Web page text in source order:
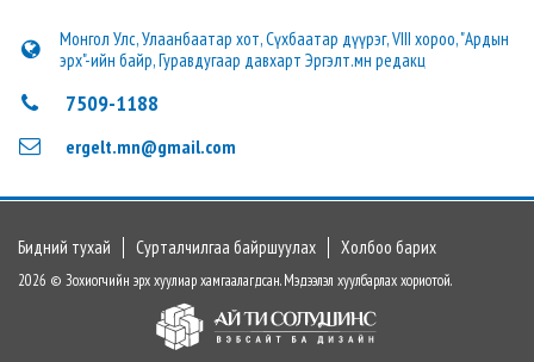
Монгол Улс, Улаанбаатар хот, Сүхбаатар дүүрэг, VIII хороо, "Ардын
эрх"-ийн байр, Гуравдугаар давхарт Эргэлт.мн редакц
7509-1188
ergelt.mn@gmail.com
Бидний тухай Сурталчилгаа байршуулах Холбоо барих
2026 © Зохиогчийн эрх хуулиар хамгаалагдсан. Мэдээлэл хуулбарлах хориотой.